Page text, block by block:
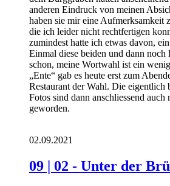
anderen Eindruck von meinen
haben sie mir eine Aufmerksamkeit
die ich leider nicht rechtfertigen
zumindest hatte ich etwas davon,
Einmal diese beiden und dann
schon, meine Wortwahl ist ein
„Ente“ gab es heute erst zum
Restaurant der Wahl. Die eigentlich
Fotos sind dann anschliessend auch
geworden.
02.09.2021
09 | 02 - Unter der